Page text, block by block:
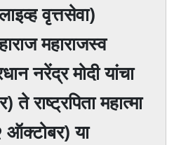
वृत्तसेवा)
महाराजस्व
नरेंद्र मोदी यांचा
राष्ट्रपिता महात्मा
ऑक्टोबर) या